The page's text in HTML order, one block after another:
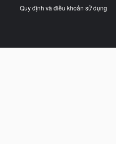
Quy định và điều khoản sử dụng